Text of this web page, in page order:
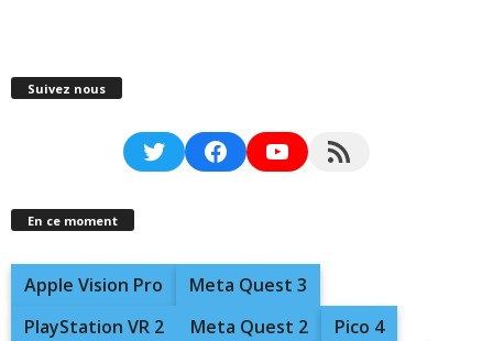
Suivez nous
TwitterFacebookYouTubeRSS Feed
En ce moment
Apple Vision Pro
Meta Quest 3
PlayStation VR 2
Meta Quest 2
Pico 4